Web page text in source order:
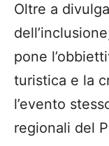
Oltre a
del
pone l
turistica e la
l’evento
regionali del